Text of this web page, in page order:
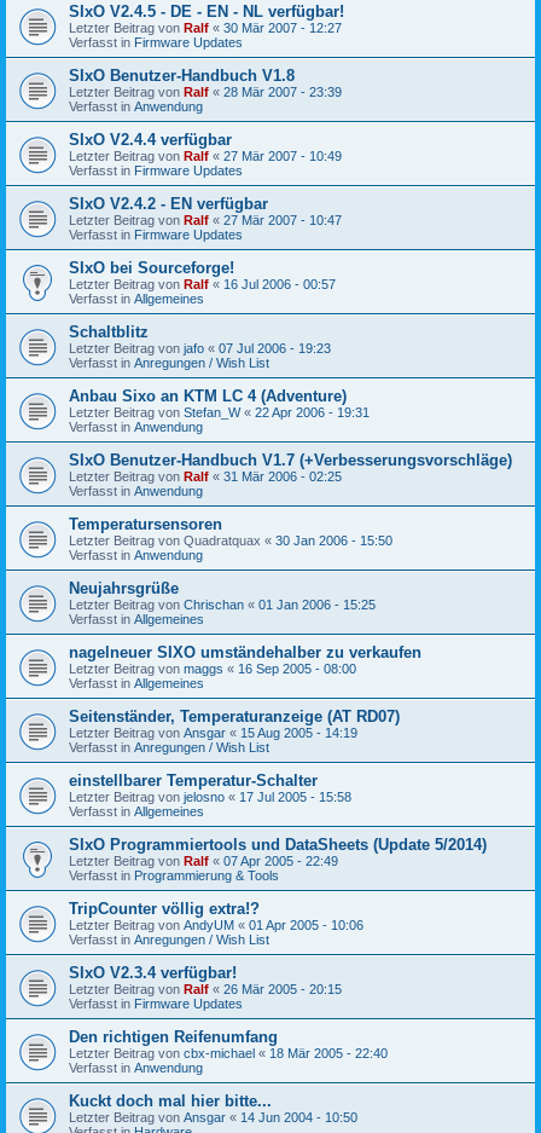
SIxO V2.4.5 - DE - EN - NL verfügbar!
Letzter Beitrag von Ralf « 30 Mär 2007 - 12:27
Verfasst in Firmware Updates
SIxO Benutzer-Handbuch V1.8
Letzter Beitrag von Ralf « 28 Mär 2007 - 23:39
Verfasst in Anwendung
SIxO V2.4.4 verfügbar
Letzter Beitrag von Ralf « 27 Mär 2007 - 10:49
Verfasst in Firmware Updates
SIxO V2.4.2 - EN verfügbar
Letzter Beitrag von Ralf « 27 Mär 2007 - 10:47
Verfasst in Firmware Updates
SIxO bei Sourceforge!
Letzter Beitrag von Ralf « 16 Jul 2006 - 00:57
Verfasst in Allgemeines
Schaltblitz
Letzter Beitrag von jafo « 07 Jul 2006 - 19:23
Verfasst in Anregungen / Wish List
Anbau Sixo an KTM LC 4 (Adventure)
Letzter Beitrag von Stefan_W« 22 Apr 2006 - 19:31
Verfasst in Anwendung
SIxO Benutzer-Handbuch V1.7 (+Verbesserungsvorschläge)
Letzter Beitrag von Ralf « 31 Mär 2006 - 02:25
Verfasst in Anwendung
Temperatursensoren
Letzter Beitrag von Quadratquax « 30 Jan 2006 - 15:50
Verfasst in Anwendung
Neujahrsgrüße
Letzter Beitrag von Chrischan « 01 Jan 2006 - 15:25
Verfasst in Allgemeines
nagelneuer SIXO umständehalber zu verkaufen
Letzter Beitrag von maggs « 16 Sep 2005 - 08:00
Verfasst in Allgemeines
Seitenständer, Temperaturanzeige (AT RD07)
Letzter Beitrag von Ansgar « 15 Aug 2005 - 14:19
Verfasst in Anregungen / Wish List
einstellbarer Temperatur-Schalter
Letzter Beitrag von jelosno « 17 Jul 2005 - 15:58
Verfasst in Allgemeines
SIxO Programmiertools und DataSheets (Update 5/2014)
Letzter Beitrag von Ralf « 07 Apr 2005 - 22:49
Verfasst in Programmierung & Tools
TripCounter völlig extra!?
Letzter Beitrag von AndyUM « 01 Apr 2005 - 10:06
Verfasst in Anregungen / Wish List
SIxO V2.3.4 verfügbar!
Letzter Beitrag von Ralf « 26 Mär 2005 - 20:15
Verfasst in Firmware Updates
Den richtigen Reifenumfang
Letzter Beitrag von cbx-michael « 18 Mär 2005 - 22:40
Verfasst in Anwendung
Kuckt doch mal hier bitte...
Letzter Beitrag von Ansgar « 14 Jun 2004 - 10:50